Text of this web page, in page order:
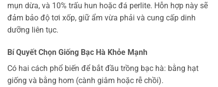
mụn dừa, và 10% trấu hun hoặc đá perlite. Hỗn hợp này sẽ
đảm bảo độ tơi xốp, giữ ẩm vừa phải và cung cấp dinh
dưỡng liên tục.
Bí Quyết Chọn Giống Bạc Hà Khỏe Mạnh
Có hai cách phổ biến để bắt đầu trồng bạc hà: bằng hạt
giống và bằng hom (cành giâm hoặc rễ chồi).